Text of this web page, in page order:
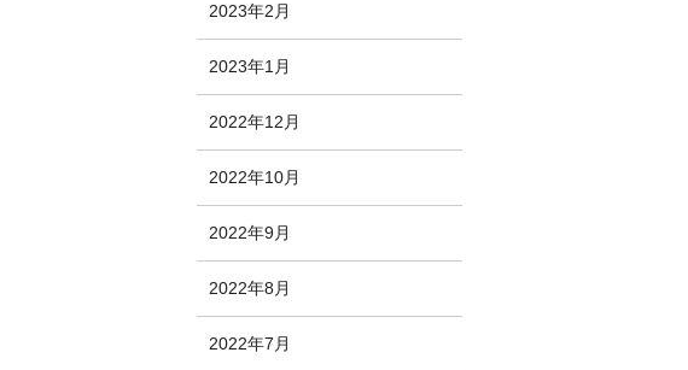
2023年2月
2023年1月
2022年12月
2022年10月
2022年9月
2022年8月
2022年7月